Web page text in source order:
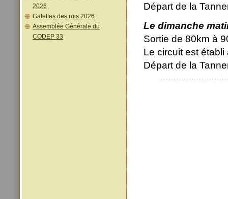
2026
Galettes des rois 2026
Assemblée Générale du
CODEP 33
Départ de la
Le dimanche
Sortie de 80km à
Le circuit est établi
Départ de la